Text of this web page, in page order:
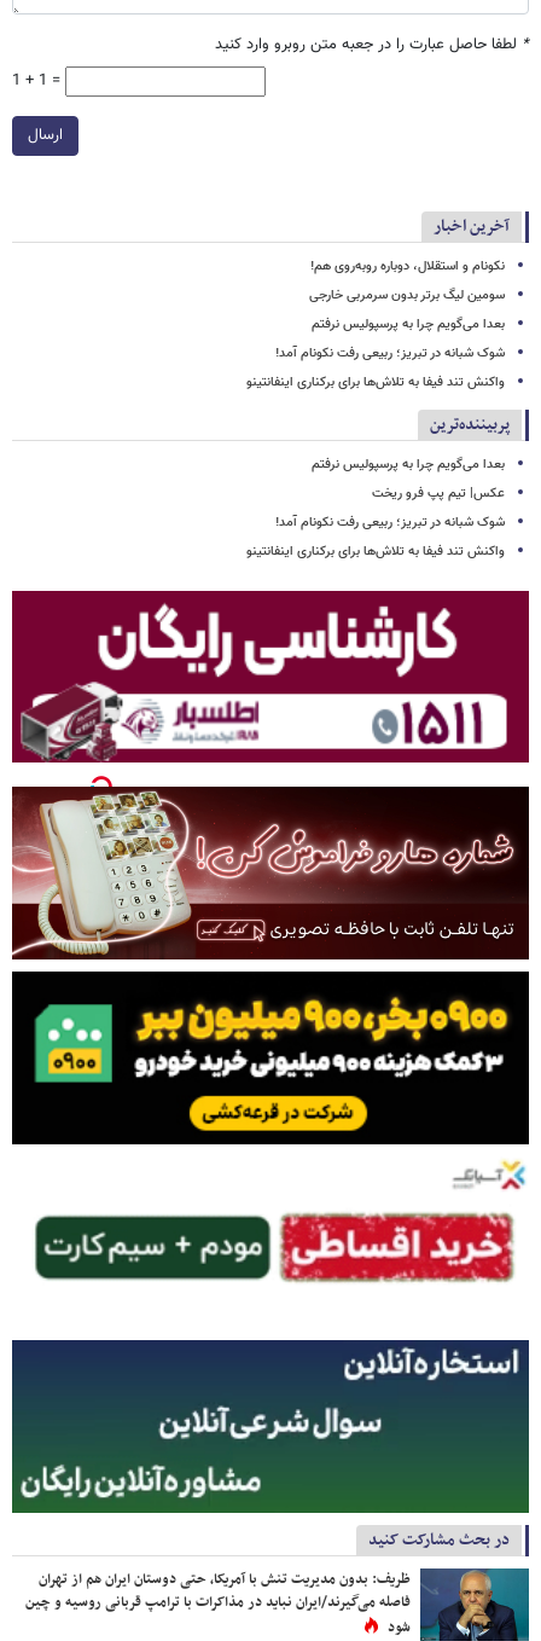
* لطفا حاصل عبارت را در جعبه متن روبرو وارد کنید
1 + 1 =
ارسال
آخرین اخبار
نکونام و استقلال، دوباره روبه‌روی هم!
سومین لیگ برتر بدون سرمربی خارجی
بعدا می‌گویم چرا به پرسپولیس نرفتم
شوک شبانه در تبریز؛ ربیعی رفت نکونام آمد!
واکنش تند فیفا به تلاش‌ها برای برکناری اینفانتینو
پربیننده‌ترین
بعدا می‌گویم چرا به پرسپولیس نرفتم
عکس| تیم پپ فرو ریخت
شوک شبانه در تبریز؛ ربیعی رفت نکونام آمد!
واکنش تند فیفا به تلاش‌ها برای برکناری اینفانتینو
در بحث مشارکت کنید
ظریف: بدون مدیریت تنش با آمریکا، حتی دوستان ایران هم از تهران
فاصله می‌گیرند/ایران نباید در مذاکرات با ترامپ قربانی روسیه و چین
شود